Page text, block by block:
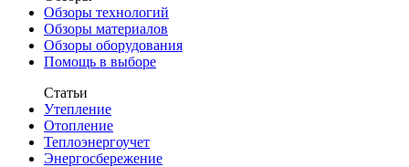
Обзоры технологий
Обзоры материалов
Обзоры оборудования
Помощь в выборе
Статьи
Утепление
Отопление
Теплоэнергоучет
Энергосбережение